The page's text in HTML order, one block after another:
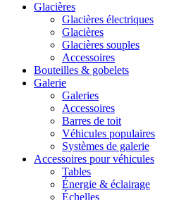
Glacières
Glacières électriques
Glacières
Glacières souples
Accessoires
Bouteilles & gobelets
Galerie
Galeries
Accessoires
Barres de toit
Véhicules populaires
Systèmes de galerie
Accessoires pour véhicules
Tables
Énergie & éclairage
Échelles